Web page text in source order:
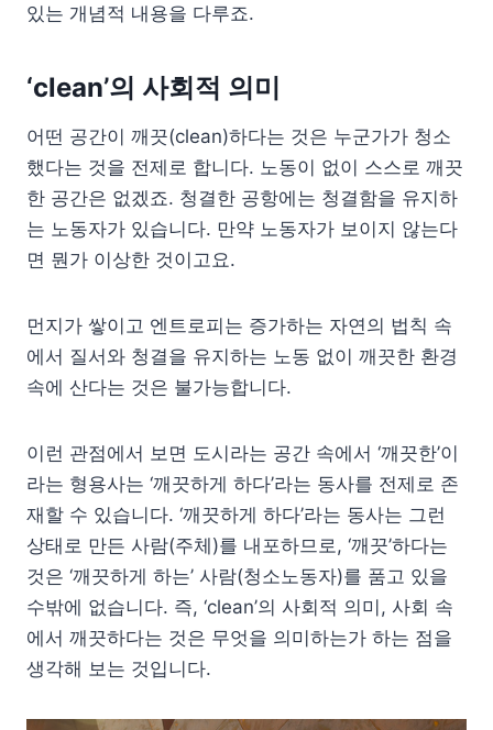
있는 개념적 내용을 다루죠.
‘clean’의 사회적 의미
어떤 공간이 깨끗(clean)하다는 것은 누군가가 청소
했다는 것을 전제로 합니다. 노동이 없이 스스로 깨끗
한 공간은 없겠죠. 청결한 공항에는 청결함을 유지하
는 노동자가 있습니다. 만약 노동자가 보이지 않는다
면 뭔가 이상한 것이고요.
먼지가 쌓이고 엔트로피는 증가하는 자연의 법칙 속
에서 질서와 청결을 유지하는 노동 없이 깨끗한 환경
속에 산다는 것은 불가능합니다.
이런 관점에서 보면 도시라는 공간 속에서 ‘깨끗한’이
라는 형용사는 ‘깨끗하게 하다’라는 동사를 전제로 존
재할 수 있습니다. ‘깨끗하게 하다’라는 동사는 그런
상태로 만든 사람(주체)를 내포하므로, ‘깨끗’하다는
것은 ‘깨끗하게 하는’ 사람(청소노동자)를 품고 있을
수밖에 없습니다. 즉, ‘clean’의 사회적 의미, 사회 속
에서 깨끗하다는 것은 무엇을 의미하는가 하는 점을
생각해 보는 것입니다.